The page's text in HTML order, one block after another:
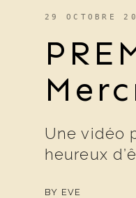
29 OCTOBRE
Une vidéo
heureux
BY EVE